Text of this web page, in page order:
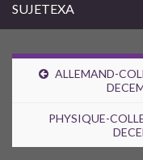
SUJETEXA
ALLEMAND-
PHYSIQUE-